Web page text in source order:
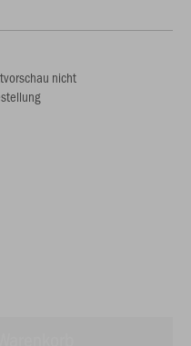
nicht